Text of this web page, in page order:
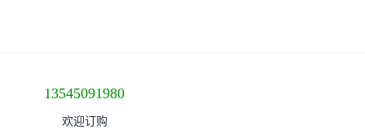
13545091980
欢迎订购